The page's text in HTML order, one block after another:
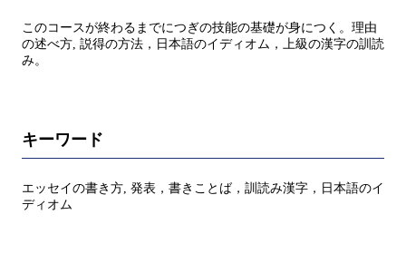
このコースが終わるまでにつぎの技能の基礎が身につく。理由
の述べ方, 説得の方法，日本語のイディオム，上級の漢字の訓読
み。
キーワード
エッセイの書き方, 発表，書きことば，訓読み漢字，日本語のイ
ディオム